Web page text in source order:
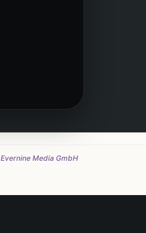
Evernine Media GmbH